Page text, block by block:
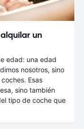
un
edad: una edad
nosotros, sino
Esas
sino también
tipo de coche que